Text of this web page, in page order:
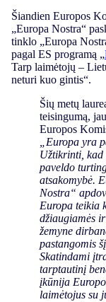
Šiandien Europos
„Europa Nostra“
tinklo „Europa
pagal ES programą „
Tarp laimėtojų –
neturi kuo gintis“.
Šių metų
teisingumą,
Europos
„Europa yra
Užtikrinti, kad
paveldo
atsakomybė.
Nostra“
Europa teikia
džiaugiamės
žemyne
pastangomis
Skatindami
tarptautinį
įkūnija
laimėtojus su